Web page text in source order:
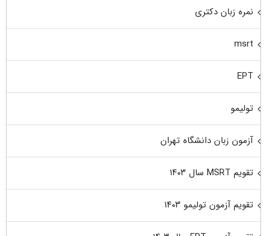
نمره زبان دکتری
msrt
EPT
تولیمو
آزمون زبان دانشگاه تهران
تقویم MSRT سال ۱۴۰۳
تقویم آزمون تولیمو ۱۴۰۳